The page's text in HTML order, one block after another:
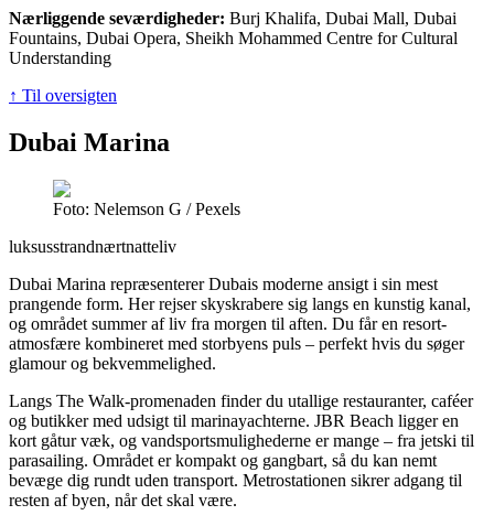
Nærliggende seværdigheder: Burj Khalifa, Dubai Mall, Dubai
Fountains, Dubai Opera, Sheikh Mohammed Centre for Cultural
Understanding
↑ Til oversigten
Dubai Marina
Foto: Nelemson G / Pexels
luksusstrandnærtnatteliv
Dubai Marina repræsenterer Dubais moderne ansigt i sin mest
prangende form. Her rejser skyskrabere sig langs en kunstig kanal,
og området summer af liv fra morgen til aften. Du får en resort-
atmosfære kombineret med storbyens puls – perfekt hvis du søger
glamour og bekvemmelighed.
Langs The Walk-promenaden finder du utallige restauranter, caféer
og butikker med udsigt til marinayachterne. JBR Beach ligger en
kort gåtur væk, og vandsportsmulighederne er mange – fra jetski til
parasailing. Området er kompakt og gangbart, så du kan nemt
bevæge dig rundt uden transport. Metrostationen sikrer adgang til
resten af byen, når det skal være.